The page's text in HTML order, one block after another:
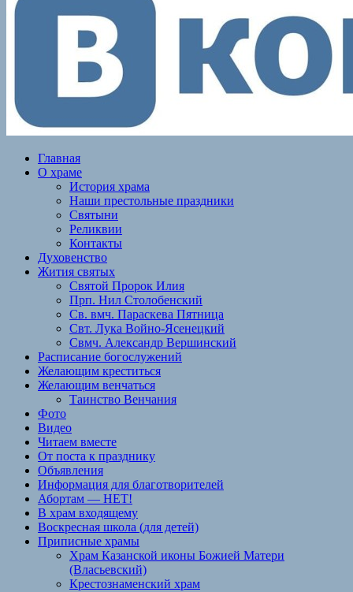
Главная
О храме
История храма
Наши престольные праздники
Святыни
Реликвии
Контакты
Духовенство
Жития святых
Святой Пророк Илия
Прп. Нил Столобенский
Св. вмч. Параскева Пятница
Свт. Лука Войно-Ясенецкий
Свмч. Александр Вершинский
Расписание богослужений
Желающим креститься
Желающим венчаться
Таинство Венчания
Фото
Видео
Читаем вместе
От поста к празднику
Объявления
Информация для благотворителей
Абортам — НЕТ!
В храм входящему
Воскресная школа (для детей)
Приписные храмы
Храм Казанской иконы Божией Матери
(Власьевский)
Крестознаменский храм